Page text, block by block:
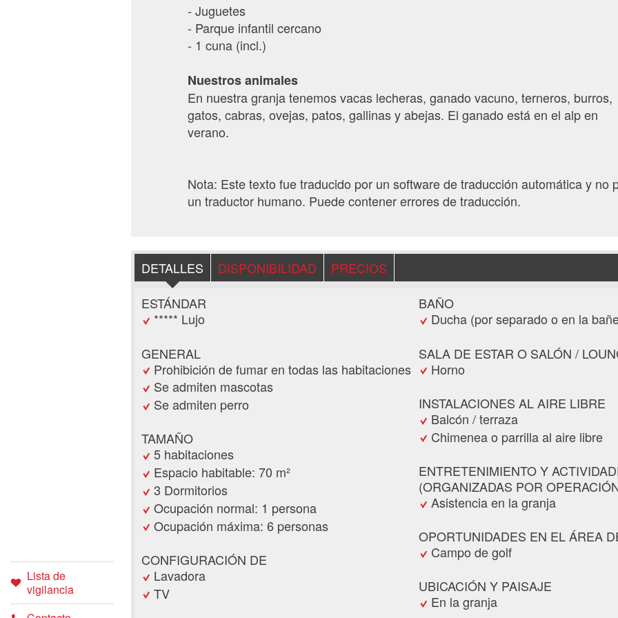
Lista de
vigilancia
- Juguetes
- Parque infantil cercano
- 1 cuna (incl.)
Nuestros animales
En nuestra granja tenemos vacas lecheras, ganado vacuno, terneros, burros,
gatos, cabras, ovejas, patos, gallinas y abejas. El ganado está en el alp en
verano.
Nota: Este texto fue traducido por un software de traducción automática y no
un traductor humano. Puede contener errores de traducción.
DETALLES DISPONIBILIDAD
PRECIOS
ESTÁNDAR
***** Lujo
GENERAL
Prohibición de fumar en todas las habitaciones
Se admiten mascotas
Se admiten perro
TAMAÑO
5 habitaciones
Espacio habitable: 70 m²
3 Dormitorios
Ocupación normal: 1 persona
Ocupación máxima: 6 personas
CONFIGURACIÓN DE
Lavadora
TV
BAÑO
Ducha (por separado o en la
SALA DE ESTAR O SALÓN /
Horno
INSTALACIONES AL AIRE LIBRE
Balcón / terraza
Chimenea o parrilla al aire libre
ENTRETENIMIENTO Y
(ORGANIZADAS POR
Asistencia en la granja
OPORTUNIDADES EN EL ÁREA
Campo de golf
UBICACIÓN Y PAISAJE
En la granja